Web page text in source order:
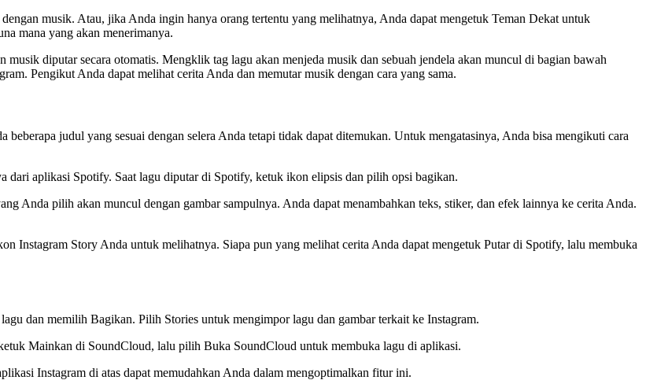
musik. Atau, jika Anda ingin hanya orang tertentu yang melihatnya, Anda dapat mengetuk Teman Dekat untuk
mana yang akan menerimanya.
diputar secara otomatis. Mengklik tag lagu akan menjeda musik dan sebuah jendela akan muncul di bagian bawah
Pengikut Anda dapat melihat cerita Anda dan memutar musik dengan cara yang sama.
judul yang sesuai dengan selera Anda tetapi tidak dapat ditemukan. Untuk mengatasinya, Anda bisa mengikuti cara
dari aplikasi Spotify. Saat lagu diputar di Spotify, ketuk ikon elipsis dan pilih opsi bagikan.
Anda pilih akan muncul dengan gambar sampulnya. Anda dapat menambahkan teks, stiker, dan efek lainnya ke cerita Anda.
Instagram Story Anda untuk melihatnya. Siapa pun yang melihat cerita Anda dapat mengetuk Putar di Spotify, lalu membuka
dan memilih Bagikan. Pilih Stories untuk mengimpor lagu dan gambar terkait ke Instagram.
Mainkan di SoundCloud, lalu pilih Buka SoundCloud untuk membuka lagu di aplikasi.
Instagram di atas dapat memudahkan Anda dalam mengoptimalkan fitur ini.